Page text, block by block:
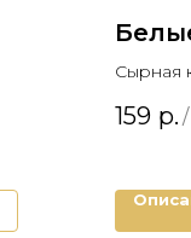
Сырная
159 р. /